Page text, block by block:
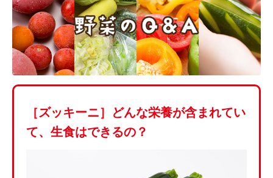
［ズッキーニ］どんな栄養が含まれてい
て、生食はできるの？